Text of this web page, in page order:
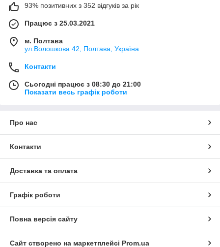
93% позитивних з 352 відгуків за рік
Працює з 25.03.2021
м. Полтава
ул.Волошкова 42, Полтава, Україна
Контакти
Сьогодні працює з 08:30 до 21:00
Показати весь графік роботи
Про нас
Контакти
Доставка та оплата
Графік роботи
Повна версія сайту
Сайт створено на маркетплейсі Prom.ua